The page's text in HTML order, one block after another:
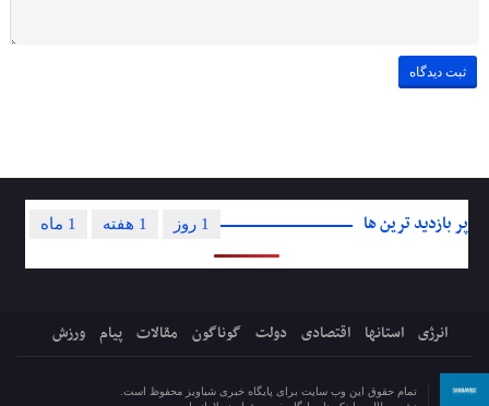
پر بازدید ترین ها 1 ماه 1 هفته 1 روز
انرژی استانها اقتصادی دولت گوناگون مقالات پیام ورزش
تمام حقوق این وب سایت برای پایگاه خبری شباویز محفوظ است.